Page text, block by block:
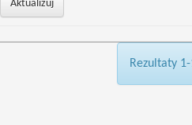
Rezultaty